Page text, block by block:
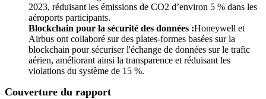
2023, réduisant les émissions de CO2 d’environ 5 % dans les
aéroports participants.
Blockchain pour la sécurité des données :Honeywell et
Airbus ont collaboré sur des plates-formes basées sur la
blockchain pour sécuriser l'échange de données sur le trafic
aérien, améliorant ainsi la transparence et réduisant les
violations du système de 15 %.
Couverture du rapport